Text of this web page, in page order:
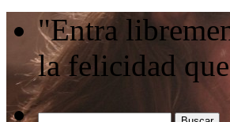
"Entra
la felicidad